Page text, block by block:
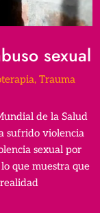
sexual
,Trauma
de la Salud
sufrido violencia
sexual por
que muestra que